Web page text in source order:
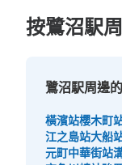
按鷺沼駅
鷺沼駅周邊
橫濱站櫻木町
江之島站大船
元町中華街站